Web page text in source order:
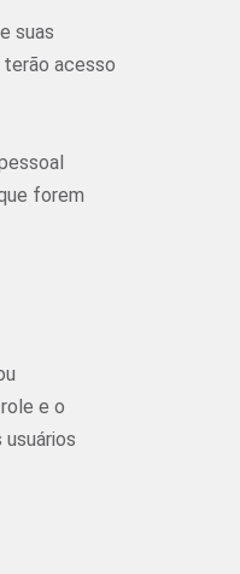
suas
acesso
forem
e o